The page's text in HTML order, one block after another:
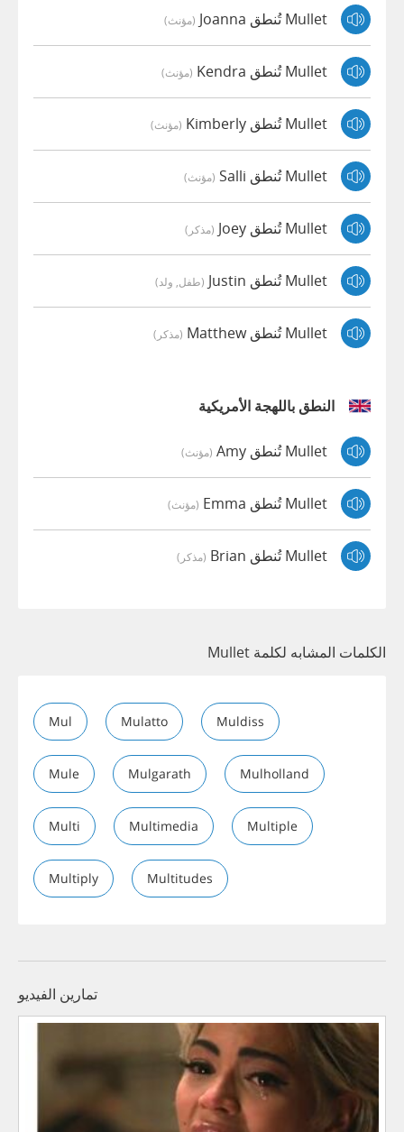
Mullet تُنطق Joanna (مؤنث)
Mullet تُنطق Kendra (مؤنث)
Mullet تُنطق Kimberly (مؤنث)
Mullet تُنطق Salli (مؤنث)
Mullet تُنطق Joey (مذكر)
Mullet تُنطق Justin (طفل, ولد)
Mullet تُنطق Matthew (مذكر)
النطق باللهجة الأمريكية
Mullet تُنطق Amy (مؤنث)
Mullet تُنطق Emma (مؤنث)
Mullet تُنطق Brian (مذكر)
الكلمات المشابه لكلمة Mullet
Mul Mulatto Muldiss
Mule Mulgarath Mulholland
Multi Multimedia Multiple
Multiply Multitudes
تمارين الفيديو